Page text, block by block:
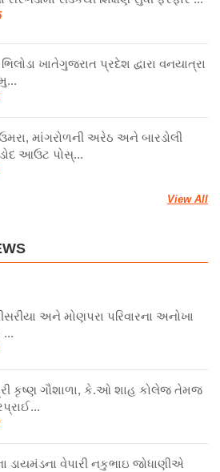
ખાતેગુજરાત પ્રદેશ દ્વારા વનયાત્રા
માંગરોળની અરેઠ અને બારડોલી
આઉટ પોસ્...
View All
અને મોણપરા પરિવારના અનોખા
કૃષ્ણ ગૌશાળા, કે.ઓ શાહ કોલેજ તેમજ
ડાયમંડના વેપારી નકુભાઇ જોધાણીએ